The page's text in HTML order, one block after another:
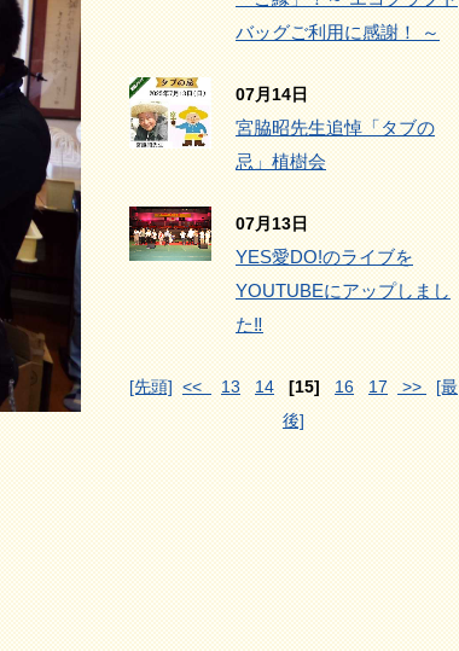
バッグご利用に感謝！ ～
07月14日
宮脇昭先生追悼「タブの
忌」植樹会
07月13日
YES愛DO!のライブを
YOUTUBEにアップしまし
た‼
[先頭] << 13 14 [15] 16 17 >>
[最
後]